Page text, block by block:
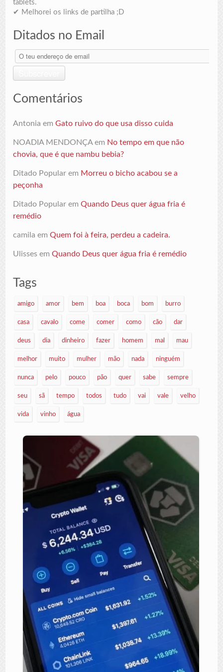
tablets.
✔ Melhorei os links de partilha ;D
Ditados no Email
O
teu
de
email
Comentários
Antonia emGato ruivo do que usa disso cuida
NOADIA MENDONÇAem No tempo em que não
chovia, que é que nambu bebia?
Ditado Popular em Morreu o bicho acabou se a
peçonha
Ditado Popular emQuando Deus quer água fria é
remédio
camila emQuem foi à feira, perdeu a cadeira.
Ulisses emQuando Deus quer água fria é remédio
Tags
amigo amor bem boa boca bom burro
casa cavalo come comer como cão dar
deus dia dinheiro fazer homem mal mau
melhor muito mulher mão nada ninguém
nunca pelo pouco pão quer sabe sempre
seu sã tempo todos tudo vai vale velho
vida vinho água